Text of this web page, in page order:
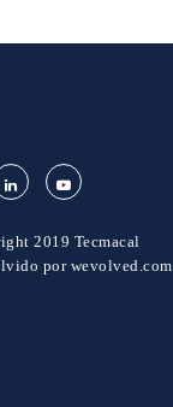
2019 Tecmacal
por wevolved.com